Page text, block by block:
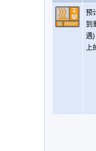
预
到
遇